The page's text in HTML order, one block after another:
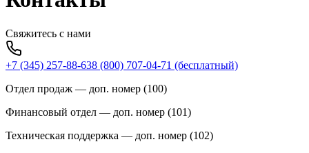
Свяжитесь с нами
+7 (345) 257-88-638 (800) 707-04-71 (бесплатный)
Отдел продаж — доп. номер (100)
Финансовый отдел — доп. номер (101)
Техническая поддержка — доп. номер (102)